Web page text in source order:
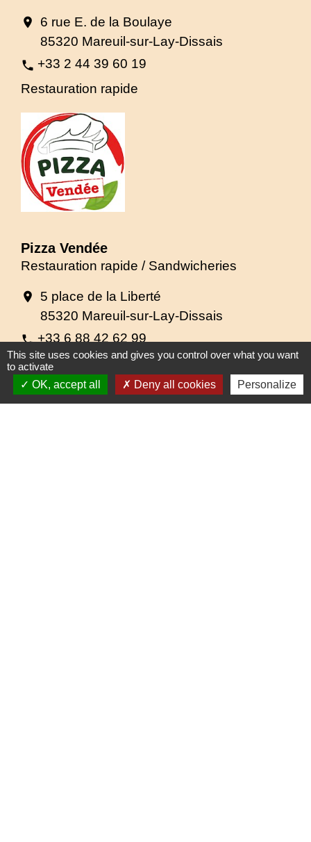
location_on
6 rue E. de la Boulaye
85320 Mareuil-sur-Lay-Dissais
phone +33 2 44 39 60 19
Restauration rapide
Pizza Vendée
Restauration rapide / Sandwicheries
location_on
5 place de la Liberté
85320 Mareuil-sur-Lay-Dissais
phone +33 6 88 42 62 99
Distributeur de pizzas
This site uses cookies and gives you control over what you want
to activate
OK, accept all
Deny all cookies Personalize